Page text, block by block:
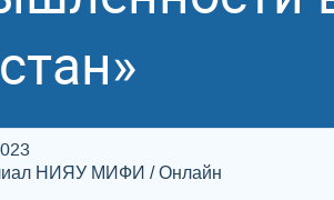
НИЯУ МИФИ / Онлайн